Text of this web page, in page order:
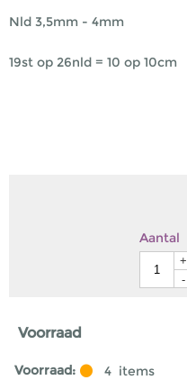
Nld 3,5mm - 4mm
19st op 26nld = 10 op 10cm
Aantal
+
-
Voorraad
Voorraad: 4 items